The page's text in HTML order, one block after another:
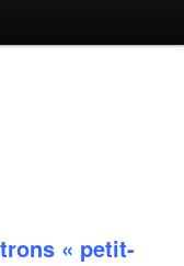
« petit-